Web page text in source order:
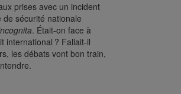
prises avec un incident
sécurité nationale
. Était-on face à
international ? Fallait-il
les débats vont bon train,